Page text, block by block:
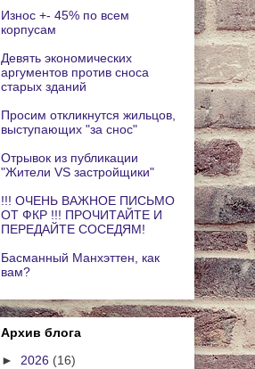
Износ +- 45% по всем
корпусам
Девять экономических
аргументов против сноса
старых зданий
Просим откликнутся жильцов,
выступающих "за снос"
Отрывок из публикации
"Жители VS застройщики"
!!! ОЧЕНЬ ВАЖНОЕ ПИСЬМО
ОТ ФКР !!! ПРОЧИТАЙТЕ И
ПЕРЕДАЙТЕ СОСЕДЯМ!
Басманный Манхэттен, как
вам?
Архив блога
► 2026 (16)